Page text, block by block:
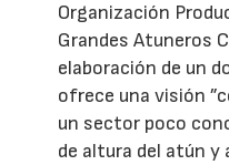
Organización
Grandes Atuneros
elaboración de un
ofrece una visión
un sector poco
de altura del atún y